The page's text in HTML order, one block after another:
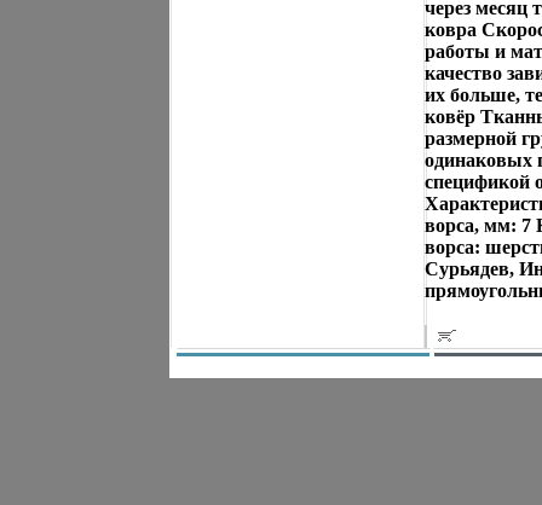
через месяц
ковра
работы и
качество
их больше,
ковёр
размерной
одинаковых
спецификой
ворса, мм: 7
ворса:
Сурьядев,